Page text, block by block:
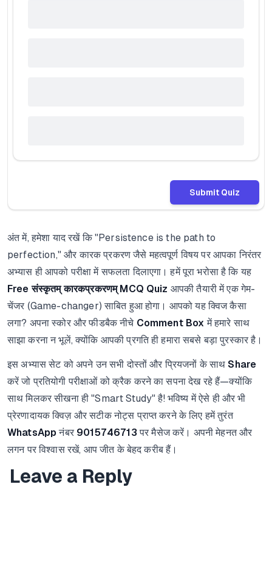
Submit Quiz
अंत में, हमेशा याद रखें कि "Persistence is the path to
perfection," और कारक प्रकरण जैसे महत्वपूर्ण विषय पर आपका निरंतर
अभ्यास ही आपको परीक्षा में सफलता दिलाएगा। हमें पूरा भरोसा है कि यह
Free संस्कृतम् कारकप्रकरणम् MCQ Quiz आपकी तैयारी में एक गेम-
चेंजर (Game-changer) साबित हुआ होगा। आपको यह क्विज कैसा
लगा? अपना स्कोर और फीडबैक नीचे Comment Box में हमारे साथ
साझा करना न भूलें, क्योंकि आपकी प्रगति ही हमारा सबसे बड़ा पुरस्कार है।
इस अभ्यास सेट को अपने उन सभी दोस्तों और प्रियजनों के साथShare
करें जो प्रतियोगी परीक्षाओं को क्रैक करने का सपना देख रहे हैं—क्योंकि
साथ मिलकर सीखना ही "Smart Study" है! भविष्य में ऐसे ही और भी
प्रेरणादायक क्विज़ और सटीक नोट्स प्राप्त करने के लिए हमें तुरंत
WhatsApp नंबर 9015746713 पर मैसेज करें। अपनी मेहनत और
लगन पर विश्वास रखें, आप जीत के बेहद करीब हैं।
Leave a Reply